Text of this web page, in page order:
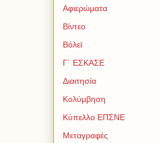
Αφιερώματα
Βίντεο
Βόλεϊ
Γ΄ ΕΣΚΑΣΕ
Διαιτησία
Κολύμβηση
Κύπελλο ΕΠΣΝΕ
Μεταγραφές